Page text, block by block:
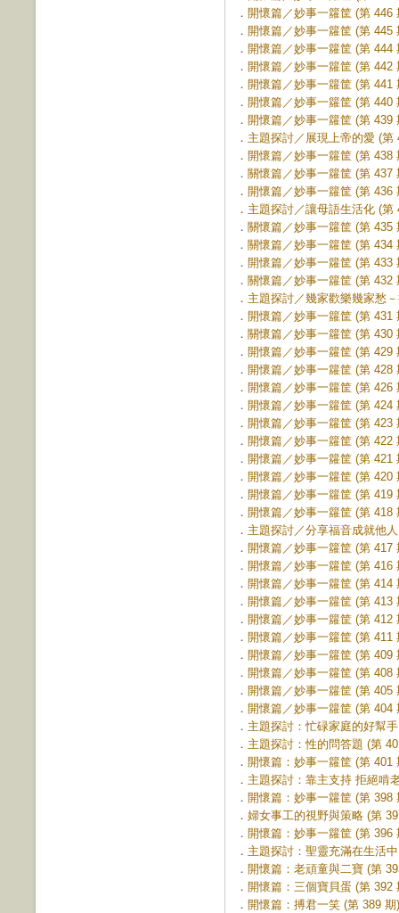
． 開懷篇／妙事一籮筐 (第 446
． 開懷篇／妙事一籮筐 (第 445
． 開懷篇／妙事一籮筐 (第 444
． 開懷篇／妙事一籮筐 (第 442
． 開懷篇／妙事一籮筐 (第 441
． 開懷篇／妙事一籮筐 (第 440
． 開懷篇／妙事一籮筐 (第 439
． 主題探討／展現上帝的愛 (第
． 開懷篇／妙事一籮筐 (第 438
． 關懷篇／妙事一籮筐 (第 437
． 開懷篇／妙事一籮筐 (第 436
． 主題探討／讓母語生活化 (第
． 關懷篇／妙事一籮筐 (第 435
． 關懷篇／妙事一籮筐 (第 434
． 開懷篇／妙事一籮筐 (第 433
． 關懷篇／妙事一籮筐 (第 432
． 主題探討／幾家歡樂幾家愁
． 開懷篇／妙事一籮筐 (第 431
． 關懷篇／妙事一籮筐 (第 430
． 開懷篇／妙事一籮筐 (第 429
． 開懷篇／妙事一籮筐 (第 428
． 開懷篇／妙事一籮筐 (第 426
． 開懷篇／妙事一籮筐 (第 424
． 開懷篇／妙事一籮筐 (第 423
． 開懷篇／妙事一籮筐 (第 422
． 開懷篇／妙事一籮筐 (第 421
． 開懷篇／妙事一籮筐 (第 420
． 開懷篇／妙事一籮筐 (第 419
． 開懷篇／妙事一籮筐 (第 418
． 主題探討／分享福音成就他
． 開懷篇／妙事一籮筐 (第 417
． 開懷篇／妙事一籮筐 (第 416
． 開懷篇／妙事一籮筐 (第 414
． 開懷篇／妙事一籮筐 (第 413
． 開懷篇／妙事一籮筐 (第 412
． 開懷篇／妙事一籮筐 (第 411
． 開懷篇／妙事一籮筐 (第 409
． 開懷篇／妙事一籮筐 (第 408
． 開懷篇／妙事一籮筐 (第 405
． 開懷篇／妙事一籮筐 (第 404
． 主題探討：忙碌家庭的好幫
． 主題探討：性的問答題 (第
． 開懷篇：妙事一籮筐 (第 401
． 主題探討：靠主支持 拒絕啃
． 開懷篇：妙事一籮筐 (第 398
． 婦女事工的視野與策略 (第
． 開懷篇：妙事一籮筐 (第 396
． 主題探討：聖靈充滿在生活
． 開懷篇：老頑童與二寶 (第
． 開懷篇：三個寶貝蛋 (第 392
． 開懷篇：搏君一笑 (第 389 期)